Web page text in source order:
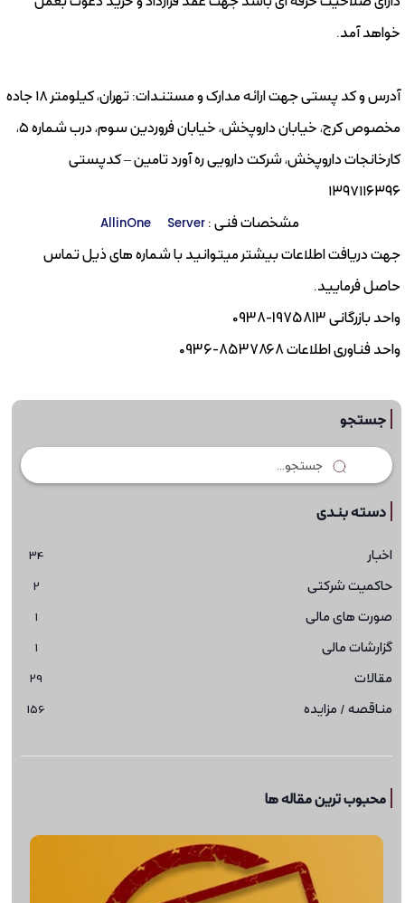
خواهد آمد.
آدرس و کد پستی جهت ارائه مدارک و مستندات: تهران، کیلومتر ۱۸ جاده
مخصوص کرج، خیابان داروپخش، خیابان فروردین سوم، درب شماره ۵،
کارخانجات داروپخش، شرکت دارویی ره آورد تامین – کدپستی
۱۳۹۷۱۱۶۳۹۶
مشخصات فنی :
AllinOne
Server
جهت دریافت اطلاعات بیشتر میتوانید با شماره های ذیل تماس
حاصل فرمایید.
واحد بازرگانی 1975813-0938
واحد فناوری اطلاعات 8537868-0936
جستجو
دسته بندی
اخبار 34
حاکمیت شرکتی 2
صورت های مالی 1
گزارشات مالی 1
مقالات 29
مناقصه / مزایده 156
محبوب ترین مقاله ها